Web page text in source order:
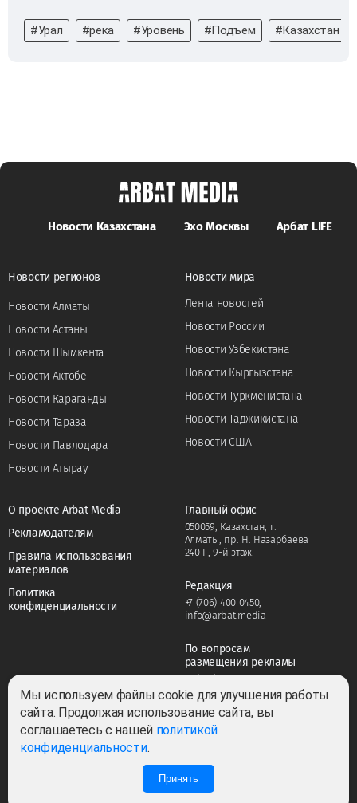
#Урал #река #Уровень #Подъем #Казахстан
Новости Казахстана Эхо Москвы Арбат LIFE
Новости регионов
Новости Алматы
Новости Астаны
Новости Шымкента
Новости Актобе
Новости Караганды
Новости Тараза
Новости Павлодара
Новости Атырау
Новости мира
Лента новостей
Новости России
Новости Узбекистана
Новости Кыргызстана
Новости Туркменистана
Новости Таджикистана
Новости США
О проекте Arbat Media
Рекламодателям
Правила использования
материалов
Политика
конфиденциальности
Главный офис
050059, Казахстан, г.
Алматы, пр. Н. Назарбаева
240 Г, 9-й этаж.
Редакция
+7 (706) 400 0450,
info@arbat.media
По вопросам
размещения рекламы
adv@arbat.media
Все права защищены ©2022-2026. Собственник — ТОО «ARBAT MEDIA
Мы используем файлы cookie для улучшения работы
сайта. Продолжая использование сайта, вы
соглашаетесь с нашей политикой
конфиденциальности.
Принять